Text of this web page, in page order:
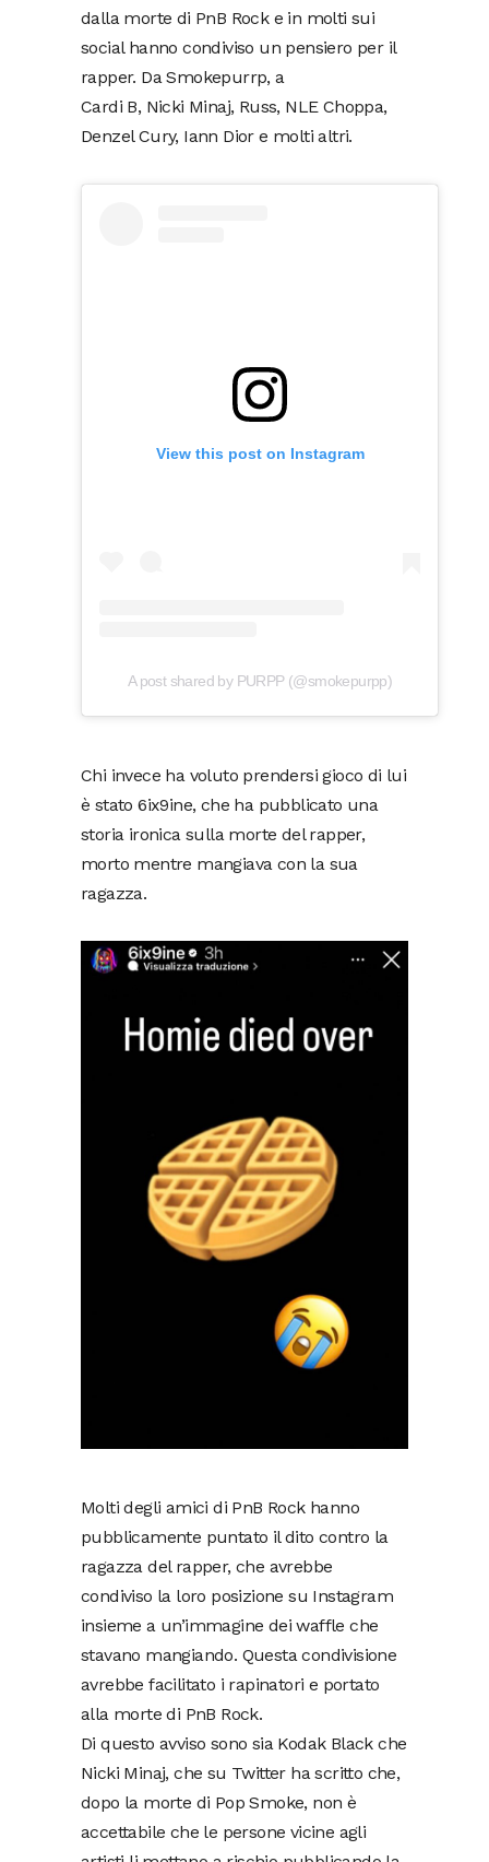
dalla morte di PnB Rock e in molti sui
social hanno condiviso un pensiero per il
rapper. Da Smokepurrp, a
Cardi B, Nicki Minaj, Russ, NLE Choppa,
Denzel Cury, Iann Dior e molti altri.
View this post on Instagram
A post shared by PURPP (@smokepurpp)
Chi invece ha voluto prendersi gioco di lui
è stato 6ix9ine, che ha pubblicato una
storia ironica sulla morte del rapper,
morto mentre mangiava con la sua
ragazza.
Molti degli amici di PnB Rock hanno
pubblicamente puntato il dito contro la
ragazza del rapper, che avrebbe
condiviso la loro posizione su Instagram
insieme a un’immagine dei waffle che
stavano mangiando. Questa condivisione
avrebbe facilitato i rapinatori e portato
alla morte di PnB Rock.
Di questo avviso sono sia Kodak Black che
Nicki Minaj, che su Twitter ha scritto che,
dopo la morte di Pop Smoke, non è
accettabile che le persone vicine agli